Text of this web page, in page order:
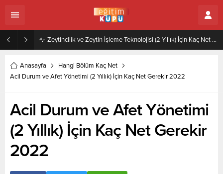
Zeytincilik ve Zeytin İşleme Teknolojisi (2 Yıllık) İçin Kaç Net Gerekir 2022
Anasayfa
Hangi Bölüm Kaç Net
Acil Durum ve Afet Yönetimi (2 Yıllık) İçin Kaç Net Gerekir 2022
Acil Durum ve Afet Yönetimi
(2 Yıllık) İçin Kaç Net Gerekir
2022